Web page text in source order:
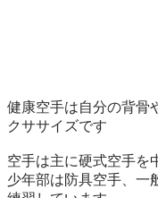
健康空手は自分の背骨
クササイズです
空手は主に硬式空手を
少年部は防具空手、一